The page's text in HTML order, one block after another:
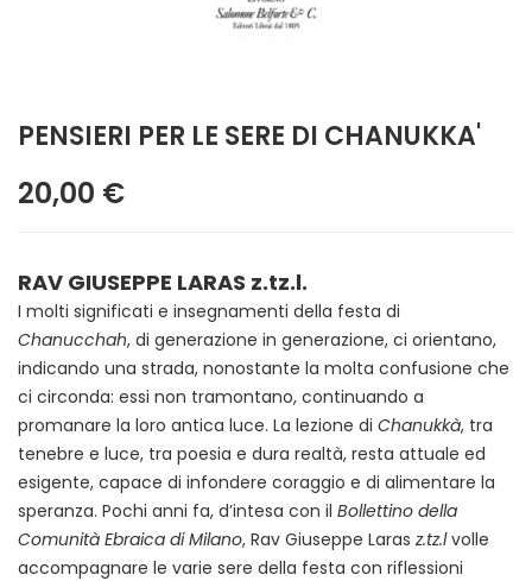
PENSIERI PER LE SERE DI CHANUKKA'
20,00 €
RAV GIUSEPPE LARAS z.tz.l.
I molti significati e insegnamenti della festa di
Chanucchah, di generazione in generazione, ci orientano,
indicando una strada, nonostante la molta confusione che
ci circonda: essi non tramontano, continuando a
promanare la loro antica luce. La lezione di Chanukkà, tra
tenebre e luce, tra poesia e dura realtà, resta attuale ed
esigente, capace di infondere coraggio e di alimentare la
speranza. Pochi anni fa, d’intesa con il Bollettino della
Comunità Ebraica di Milano, Rav Giuseppe Laras z.tz.lvolle
accompagnare le varie sere della festa con riflessioni